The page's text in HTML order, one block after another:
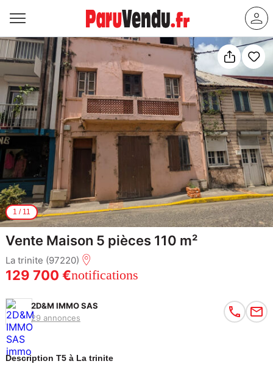
1 / 11
Vente Maison 5 pièces 110 m²
La trinite (97220)
129 700 €notifications
2D&M IMMO SAS
29 annonces
Description T5 à La trinite